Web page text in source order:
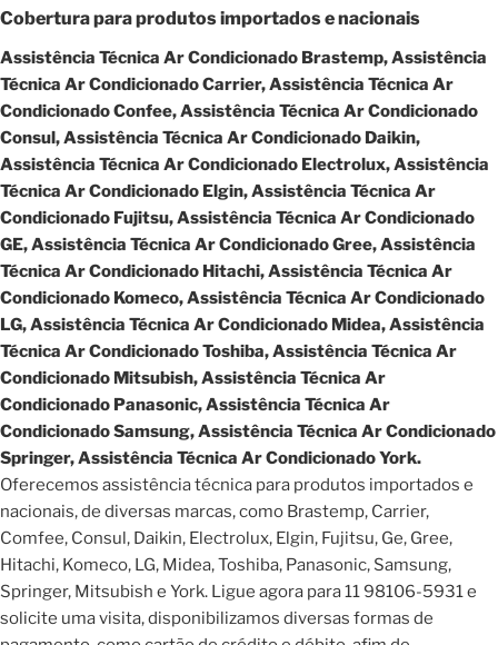
Cobertura para produtos importados e nacionais
Assistência Técnica Ar Condicionado Brastemp, Assistência
Técnica Ar Condicionado Carrier, Assistência Técnica Ar
Condicionado Confee, Assistência Técnica Ar Condicionado
Consul, Assistência Técnica Ar Condicionado Daikin,
Assistência Técnica Ar Condicionado Electrolux, Assistência
Técnica Ar Condicionado Elgin, Assistência Técnica Ar
Condicionado Fujitsu, Assistência Técnica Ar Condicionado
GE, Assistência Técnica Ar Condicionado Gree, Assistência
Técnica Ar Condicionado Hitachi, Assistência Técnica Ar
Condicionado Komeco, Assistência Técnica Ar Condicionado
LG, Assistência Técnica Ar Condicionado Midea, Assistência
Técnica Ar Condicionado Toshiba, Assistência Técnica Ar
Condicionado Mitsubish, Assistência Técnica Ar
Condicionado Panasonic, Assistência Técnica Ar
Condicionado Samsung, Assistência Técnica Ar Condicionado
Springer, Assistência Técnica Ar Condicionado York.
Oferecemos assistência técnica para produtos importados e
nacionais, de diversas marcas, como Brastemp, Carrier,
Comfee, Consul, Daikin, Electrolux, Elgin, Fujitsu, Ge, Gree,
Hitachi, Komeco, LG, Midea, Toshiba, Panasonic, Samsung,
Springer, Mitsubish e York. Ligue agora para 11 98106-5931 e
solicite uma visita, disponibilizamos diversas formas de